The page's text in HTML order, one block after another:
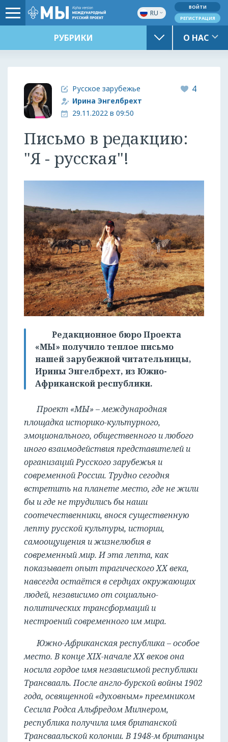
RU
ВОЙТИ
РЕГИСТРАЦИЯ
РУБРИКИ О НАС
Русское зарубежье
Ирина Энгелбрехт
29.11.2022 в 09:50
4
Письмо в редакцию:
"Я - русская"!
Редакционное бюро Проекта
«МЫ» получило теплое письмо
нашей зарубежной читательницы,
Ирины Энгелбрехт, из Южно-
Африканской республики.
Проект «МЫ» – международная
площадка историко-культурного,
эмоционального, общественного и любого
иного взаимодействия представителей и
организаций Русского зарубежья и
современной России. Трудно сегодня
встретить на планете место, где не жили
бы и где не трудились бы наши
соотечественники, внося существенную
лепту русской культуры, истории,
самоощущения и жизнелюбия в
современный мир. И эта лепта, как
показывает опыт трагического ХХ века,
навсегда остаётся в сердцах окружающих
людей, независимо от социально-
политических трансформаций и
нестроений современного им мира.
Южно-Африканская республика – особое
место. В конце XIX-начале ХХ веков она
носила гордое имя независимой республики
Трансвааль. После англо-бурской войны 1902
года, освященной «духовным» преемником
Сесила Родса Альфредом Милнером,
республика получила имя британской
Трансваальской колонии. В 1948-м британцы